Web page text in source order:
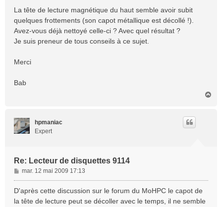
La tête de lecture magnétique du haut semble avoir subit
quelques frottements (son capot métallique est décollé !).
Avez-vous déjà nettoyé celle-ci ? Avec quel résultat ?
Je suis preneur de tous conseils à ce sujet.
Merci
Bab
hpmaniac
Expert
Re: Lecteur de disquettes 9114
M
e
s
mar. 12 mai 2009 17:13
D'après cette discussion sur le forum du MoHPC le capot de
la tête de lecture peut se décoller avec le temps, il ne semble